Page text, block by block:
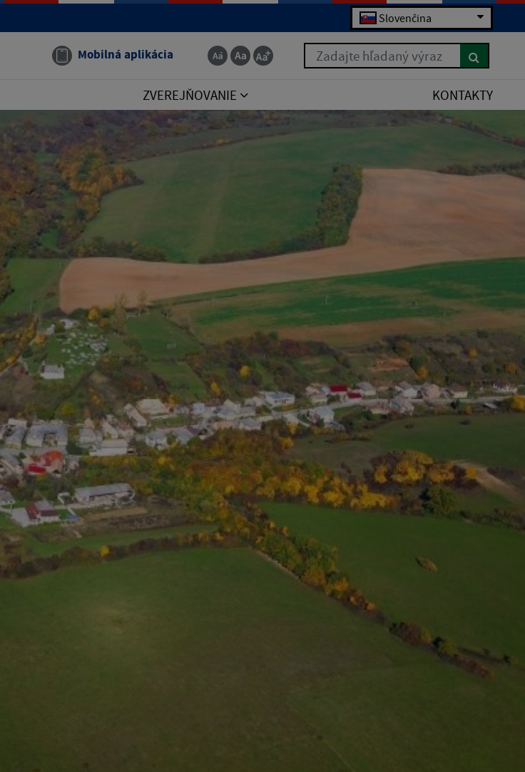
Slovenčina
Mobilná aplikácia Zadajte hľadaný výraz
ZVEREJŇOVANIE KONTAKTY